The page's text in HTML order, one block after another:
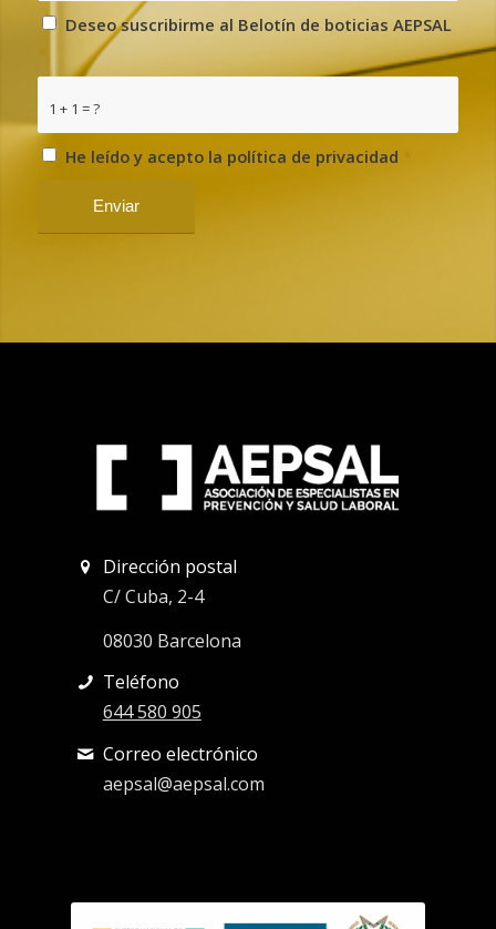
Deseo suscribirme al Belotín de boticias AEPSAL
*
1 + 1 = ?
He leído y acepto la política de privacidad
Dirección postal
C/ Cuba, 2-4
08030 Barcelona
Teléfono
644 580 905
Correo electrónico
aepsal@aepsal.com